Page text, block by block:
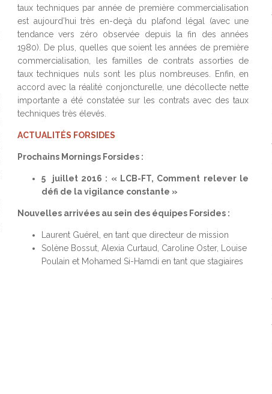
taux techniques par année de première commercialisation
est aujourd’hui très en-deçà du plafond légal (avec une
tendance vers zéro observée depuis la fin des années
1980). De plus, quelles que soient les années de première
commercialisation, les familles de contrats assorties de
taux techniques nuls sont les plus nombreuses. Enfin, en
accord avec la réalité conjoncturelle, une décollecte nette
importante a été constatée sur les contrats avec des taux
techniques très élevés.
ACTUALITÉS FORSIDES
Prochains Mornings Forsides :
5 juillet 2016 : « LCB-FT, Comment relever le
défi de la vigilance constante »
Nouvelles arrivées au sein des équipes Forsides :
Laurent Guérel, en tant que directeur de mission
Solène Bossut, Alexia Curtaud, Caroline Oster, Louise
Poulain et Mohamed Si-Hamdi en tant que stagiaires